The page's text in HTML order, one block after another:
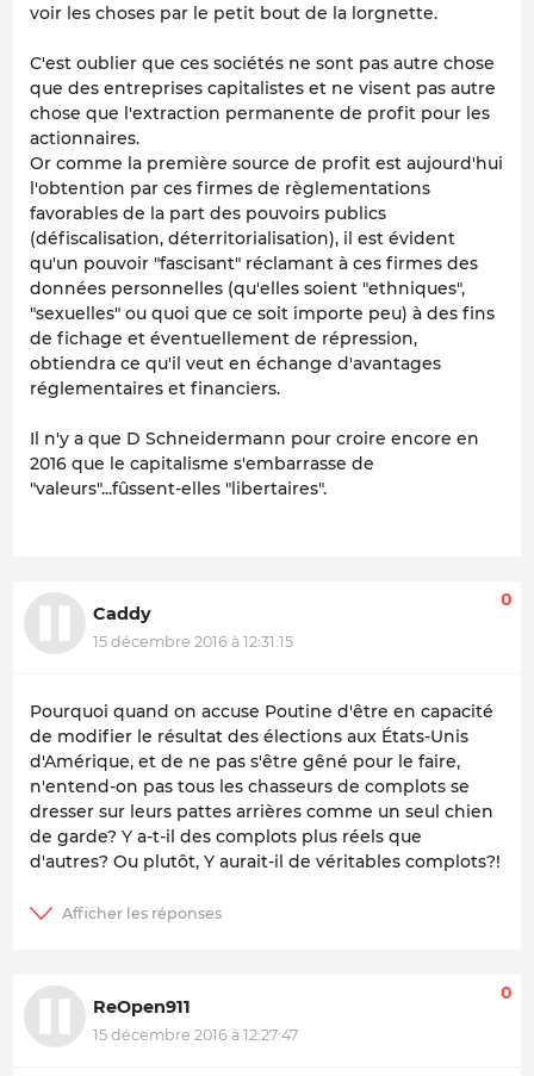
voir les choses par le petit bout de la lorgnette.
C'est oublier que ces sociétés ne sont pas autre chose
que des entreprises capitalistes et ne visent pas autre
chose que l'extraction permanente de profit pour les
actionnaires.
Or comme la première source de profit est aujourd'hui
l'obtention par ces firmes de règlementations
favorables de la part des pouvoirs publics
(défiscalisation, déterritorialisation), il est évident
qu'un pouvoir "fascisant" réclamant à ces firmes des
données personnelles (qu'elles soient "ethniques",
"sexuelles" ou quoi que ce soit importe peu) à des fins
de fichage et éventuellement de répression,
obtiendra ce qu'il veut en échange d'avantages
réglementaires et financiers.
Il n'y a que D Schneidermann pour croire encore en
2016 que le capitalisme s'embarrasse de
"valeurs"...fûssent-elles "libertaires".
Caddy
15 décembre 2016 à 12:31:15
0
Pourquoi quand on accuse Poutine d'être en capacité
de modifier le résultat des élections aux États-Unis
d'Amérique, et de ne pas s'être gêné pour le faire,
n'entend-on pas tous les chasseurs de complots se
dresser sur leurs pattes arrières comme un seul chien
de garde? Y a-t-il des complots plus réels que
d'autres? Ou plutôt, Y aurait-il de véritables complots?!
ReOpen911
15 décembre 2016 à 12:27:47
0